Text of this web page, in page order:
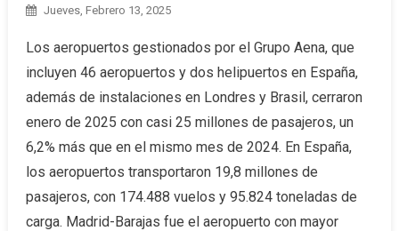
Jueves, Febrero 13, 2025
Los aeropuertos gestionados por el Grupo Aena, que
incluyen 46 aeropuertos y dos helipuertos en España,
además de instalaciones en Londres y Brasil, cerraron
enero de 2025 con casi 25 millones de pasajeros, un
6,2% más que en el mismo mes de 2024. En España,
los aeropuertos transportaron 19,8 millones de
pasajeros, con 174.488 vuelos y 95.824 toneladas de
carga. Madrid-Barajas fue el aeropuerto con mayor